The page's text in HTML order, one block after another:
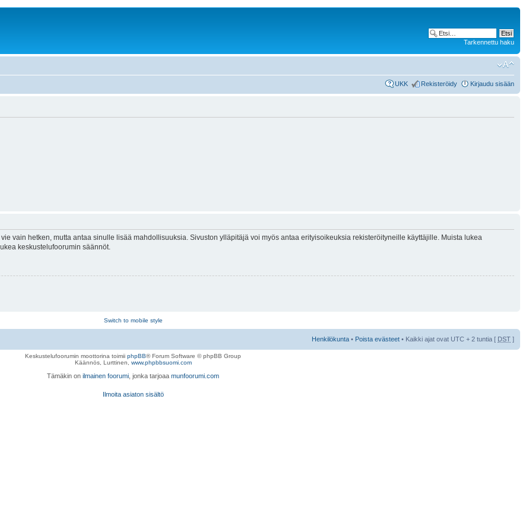
Tarkennettu haku
UKK Rekisteröidy Kirjaudu sisään
vain hetken, mutta antaa sinulle lisää mahdollisuuksia. Sivuston ylläpitäjä voi myös antaa erityisoikeuksia rekisteröityneille käyttäjille. Muista lukea
keskustelufoorumin säännöt.
Switch to mobile style
Henkilökunta • Poista evästeet • Kaikki ajat ovat UTC + 2 tuntia [ DST ]
Keskustelufoorumin moottorina toimii phpBB® Forum Software © phpBB Group
Käännös, Lurttinen, www.phpbbsuomi.com
Tämäkin on ilmainen foorumi , jonka tarjoaa munfoorumi.com
Ilmoita asiaton sisältö